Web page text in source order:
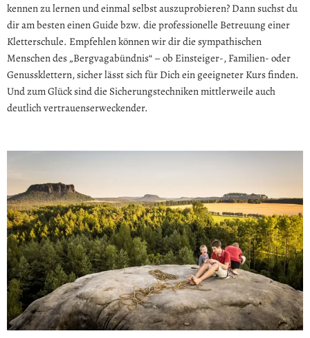
kennen zu lernen und einmal selbst auszuprobieren? Dann suchst du
dir am besten einen Guide bzw. die professionelle Betreuung einer
Kletterschule. Empfehlen können wir dir die sympathischen
Menschen des „Bergvagabündnis“ – ob Einsteiger-, Familien- oder
Genussklettern, sicher lässt sich für Dich ein geeigneter Kurs finden.
Und zum Glück sind die Sicherungstechniken mittlerweile auch
deutlich vertrauenserweckender.